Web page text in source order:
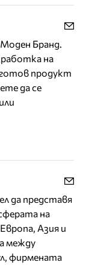
Бранд.
на
продукт
да се
да представя
на
Азия и
между
фирмената